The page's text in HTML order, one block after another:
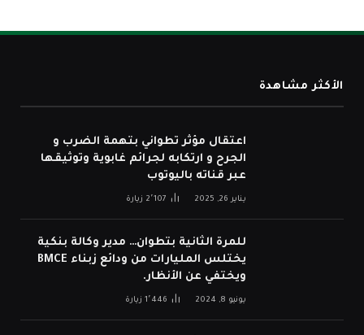
الأكثر مشاهدة
اعتقال مؤثر تطواني بتهمة الضرب و
الجرح و ارتكابه لجرائم غابوية وتوثيقها
عبر قناته باليوتوب
يناير 26, 2025 2٬107 زيارة
للمرة الثانية بتطوان… مدير وكالة بنكية
يختلس المليارات من ودائع زبناء BMCE
ويختفي عن الأنظار.
يونيو 8, 2024 1٬446 زيارة